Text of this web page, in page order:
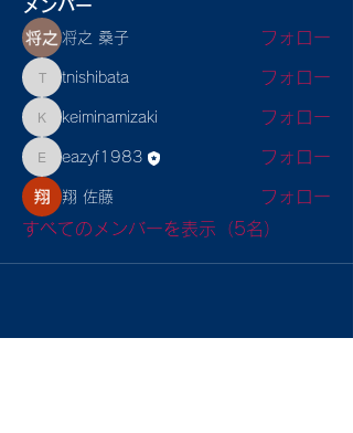
メンバー
将之 桑子 フォロー
tnishibata
tnishibata フォロー
keiminamizaki
keiminamizaki フォロー
eazyf1983
eazyf1983 フォロー
翔 佐藤
フォロー
すべてのメンバーを表示（5名）